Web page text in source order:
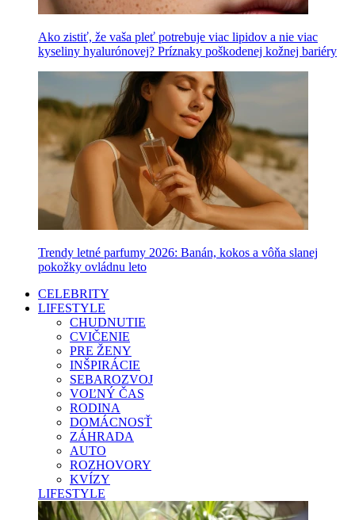
Ako zistiť, že vaša pleť potrebuje viac lipidov a nie viac
kyseliny hyalurónovej? Príznaky poškodenej kožnej bariéry
Trendy letné parfumy 2026: Banán, kokos a vôňa slanej
pokožky ovládnu leto
CELEBRITY
LIFESTYLE
CHUDNUTIE
CVIČENIE
PRE ŽENY
INŠPIRÁCIE
SEBAROZVOJ
VOĽNÝ ČAS
RODINA
DOMÁCNOSŤ
ZÁHRADA
AUTO
ROZHOVORY
KVÍZY
LIFESTYLE